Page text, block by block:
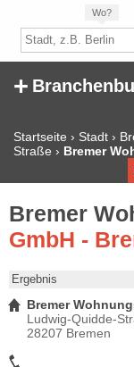
Wo?
+
Startseite › Stadt ›
Straße › Bremer
Bremer
GmbH -
Ergebnis
Bremer
Ludwig-Quidde-
28207 Bremen